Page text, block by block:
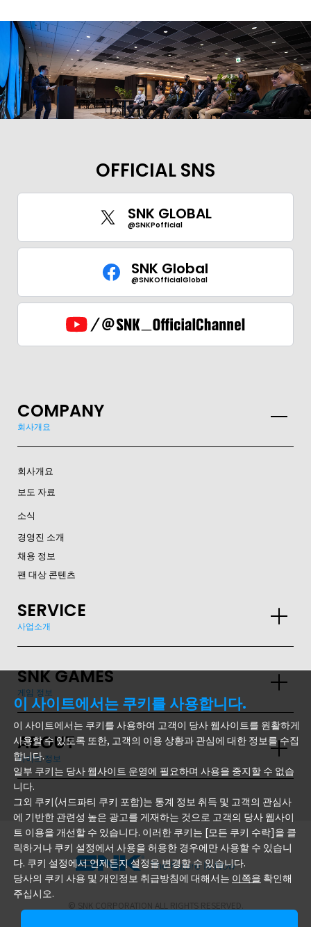
JPN
OFFICIAL SNS
SNK GLOBAL
@SNKPofficial
SNK Global
@SNKOfficialGlobal
COMPANY
회사개요
회사개요
보도 자료
소식
경영진 소개
채용 정보
팬 대상 콘텐츠
SERVICE
사업소개
SNK GAMES
게임 정보
ABOUT
사이트 정보
주식회사 SNK
© SNK CORPORATION ALL RIGHTS RESERVED.
이 사이트에서는 쿠키를 사용합니다.
이 사이트에서는 쿠키를 사용하여 고객이 당사 웹사이트를 원활하게
사용할 수 있도록 또한, 고객의 이용 상황과 관심에 대한 정보를 수집
합니다.
일부 쿠키는 당사 웹사이트 운영에 필요하며 사용을 중지할 수 없습
니다.
그외 쿠키(서드파티 쿠키 포함)는 통계 정보 취득 및 고객의 관심사
에 기반한 관련성 높은 광고를 게재하는 것으로 고객의 당사 웹사이
트 이용을 개선할 수 있습니다. 이러한 쿠키는 [모든 쿠키 수락]을 클
릭하거나 쿠키 설정에서 사용을 허용한 경우에만 사용할 수 있습니
다. 쿠키 설정에서 언제든지 설정을 변경할 수 있습니다.
당사의 쿠키 사용 및 개인정보 취급방침에 대해서는 이쪽을 확인해
주십시오.